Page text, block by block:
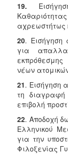
19.
αχρεωστήτως
20.
για
νέων
21. Εισήγηση
τη
επιβολή
22. Αποδοχή
Ελληνικού
για την
Φιλοξενίας